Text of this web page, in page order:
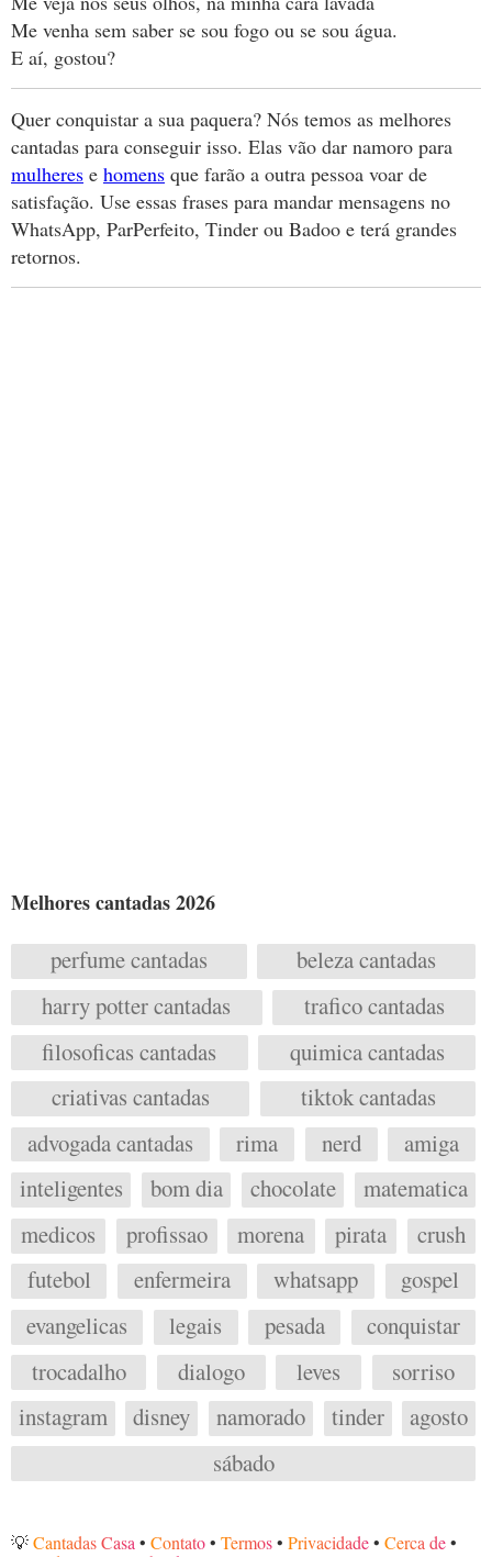
Me venha sem saber se sou fogo ou se sou água.
E aí, gostou?
Quer conquistar a sua paquera? Nós temos as melhores
cantadas para conseguir isso. Elas vão dar namoro para
mulheres e homens que farão a outra pessoa voar de
satisfação. Use essas frases para mandar mensagens no
WhatsApp, ParPerfeito, Tinder ou Badoo e terá grandes
retornos.
Melhores cantadas 2026
perfume cantadas
beleza cantadas
harry potter cantadas
trafico cantadas
filosoficas cantadas
quimica cantadas
criativas cantadas
tiktok cantadas
advogada cantadas
rima nerd
amiga
inteligentes
bom dia chocolate
matematica
medicos
profissao morena pirata
crush
futebol
enfermeira whatsapp
gospel
evangelicas
legais pesada
conquistar
trocadalho
dialogo leves
sorriso
instagram
disney namorado tinder
agosto
sábado
💡Cantadas Casa• Contato• Termos• Privacidade• Cerca de•